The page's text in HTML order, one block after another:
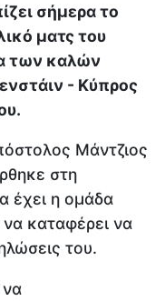
σήμερα το
ματς του
των καλών
- Κύπρος
Μάντζιος
στη
έχει η ομάδα
να καταφέρει να
του.
να